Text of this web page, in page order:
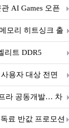
AI Games 오픈
모리 히트싱크 출
리트 DDR5
용자 대상 전면
라 공동개발… 차
료 반값 프로모션